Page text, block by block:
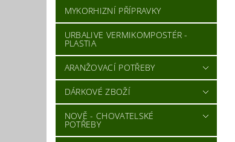
MYKORHIZNÍ PŘÍPRAVKY
URBALIVE VERMIKOMPOSTÉR -
PLASTIA
ARANŽOVACÍ POTŘEBY
DÁRKOVÉ ZBOŽÍ
NOVĚ - CHOVATELSKÉ
POTŘEBY